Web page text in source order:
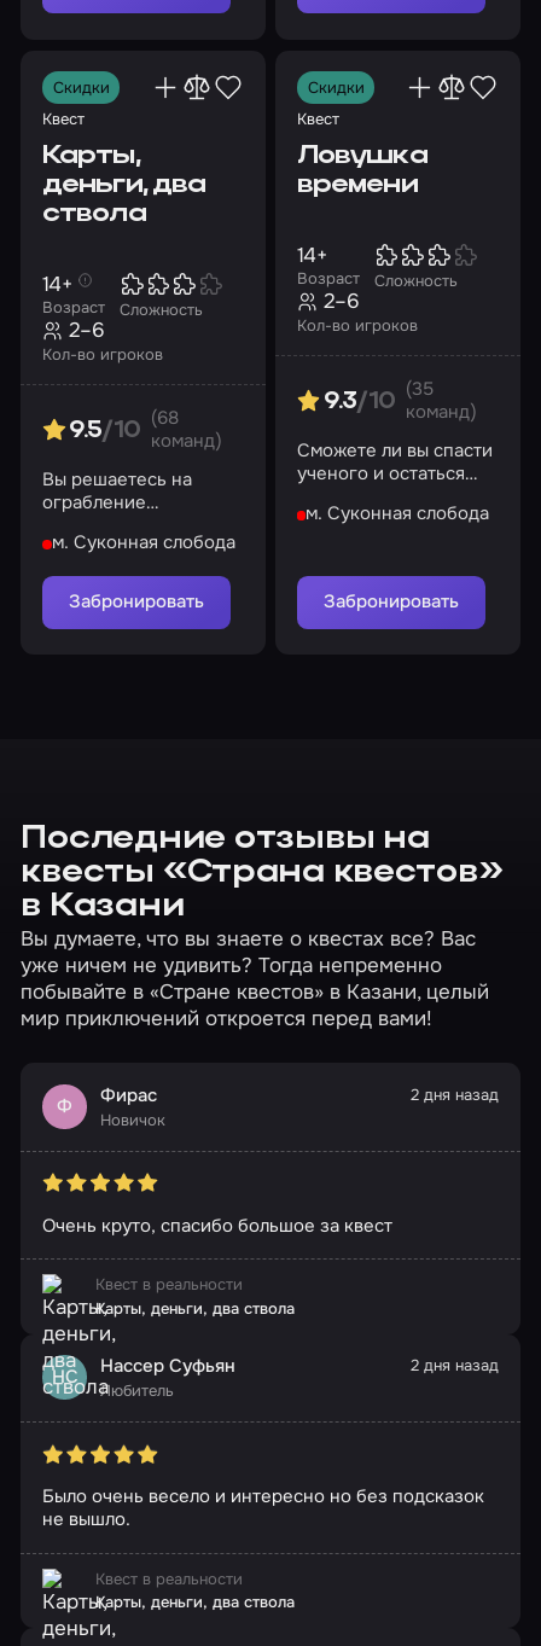
Романтические Семейные
Технологичные
Логические квесты
Антуражные
18+
Квесты без актеров Исторические
Скидки
Квест
Карты,
деньги, два
ствола
Возраст
14+
Сложность
Кол-во игроков
2–6
9.5/10
(68
команд)
Вы решаетесь на
ограбление
которое принадлежит
известному гангстеру
м. Суконная слобода
Забронировать
Скидки
Квест
Ловушка
времени
Возраст
14+
Сложность
Кол-во игроков
2–6
9.3/10
(35
команд)
Сможете ли вы спасти
ученого и остаться
м. Суконная слобода
Забронировать
Последние отзывы на
квесты «Страна квестов»
в Казани
Вы думаете, что вы знаете о квестах все? Вас
уже ничем не удивить? Тогда непременно
побывайте в «Стране квестов» в Казани, целый
мир приключений откроется перед вами!
Ф Фирас
Новичок
2 дня назад
Очень круто, спасибо большое за квест
Квест в реальности
Карты, деньги, два ствола
НС Нассер Суфьян
Любитель
2 дня назад
Было очень весело и интересно но без подсказок
не вышло.
Квест в реальности
Карты, деньги, два ствола